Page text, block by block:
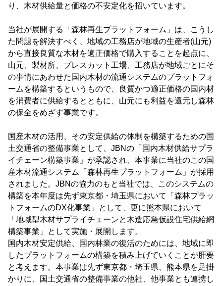
り、木材供給量と価格の不安定化を招いています。
当社が展開する「森林再生プラットフォーム」は、こうし
た問題を解決すべく、地域の工務店が地域の生産者(山元)
から直接良質な木材を適正価格で購入することを起点に、
山元、製材所、プレスカット工場、工務店が地域ごとにそ
の事情にあわせた国内木材の流通システムのプラットフォ
ームを構築するというもので、良質かつ適正価格の国内材
を消費者に供給するとともに、山元にも利益を還元し森林
の保全をめざす事業です。
国産木材の活用、その安定供給の体制を構築するための国
土交通省の整備事業として、JBNの「国内木材供給サプラ
イチェーン構築事業」が承認され、本事業に当社のこの国
産木材流通システム「森林再生プラットフォーム」が採用
されました。JBNの協力のもと当社では、このシステムの
構築を本年度は先ず東京都・埼玉県において「森林プラッ
トフォームのDX化事業」として、更に熊本県において
「地域型木材サプライチェーンと木造応急仮設住宅供給網
構築事業」として実施・展開します。
国内木材安定供給、国内林業の復活のためには、地域に即
したプラットフォームの構築を積み上げていくことが肝要
と考えます。本事業は先ず東京都・埼玉県、熊本県を足掛
かりに、国土交通省の整備事業の他社、他事業とも連携し